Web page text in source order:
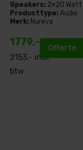
Speakers: 2×20 Watt
Producttype:Audio
Merk: Nureva
1779,-
2153,- incl.
btw
Offerte